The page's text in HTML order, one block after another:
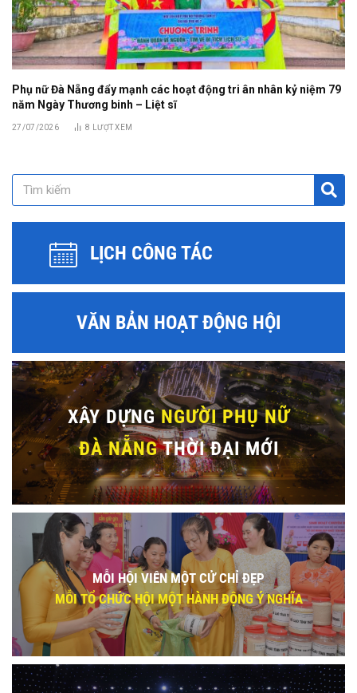
Phụ nữ Đà Nẵng đẩy mạnh các hoạt động tri ân nhân kỷ niệm 79
năm Ngày Thương binh – Liệt sĩ
27/07/2026 8 LƯỢT XEM
LỊCH CÔNG TÁC
VĂN BẢN HOẠT ĐỘNG HỘI
XÂY DỰNGNGƯỜI PHỤ NỮ
ĐÀ NẴNGTHỜI ĐẠI MỚI
MỖI HỘI VIÊN MỘT CỬ CHỈ ĐẸP
MỖI TỔ CHỨC HỘI MỘT HÀNH ĐỘNG Ý NGHĨA